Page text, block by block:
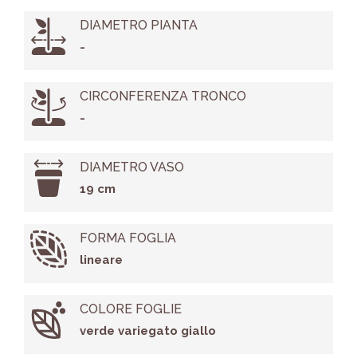
DIAMETRO PIANTA
-
CIRCONFERENZA TRONCO
-
DIAMETRO VASO
19 cm
FORMA FOGLIA
lineare
COLORE FOGLIE
verde variegato giallo